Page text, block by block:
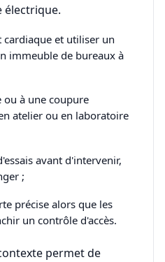
électrique.
cardiaque et utiliser un
immeuble de bureaux à
ou à une coupure
atelier ou en laboratoire
avant d'intervenir,
;
précise alors que les
un contrôle d'accès.
permet de